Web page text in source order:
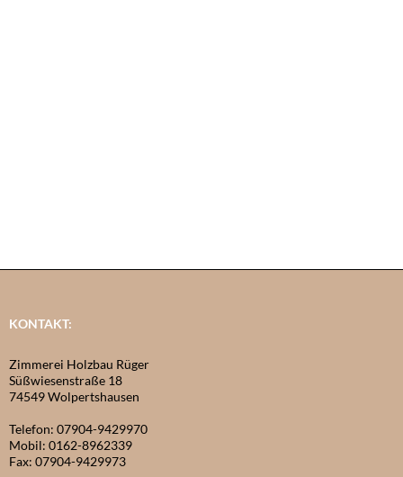
KONTAKT:
Zimmerei Holzbau Rüger
Süßwiesenstraße 18
74549 Wolpertshausen
Telefon: 07904-9429970
Mobil: 0162-8962339
Fax: 07904-9429973